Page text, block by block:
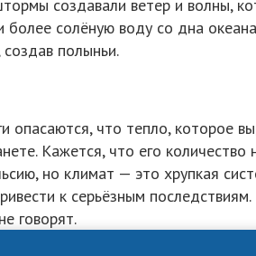
создавали ветер и волны,
более солёную воду со дна
полыньи.
опасаются, что тепло, которое
Кажется, что его
но климат — это хрупкая
к серьёзным
говорят.